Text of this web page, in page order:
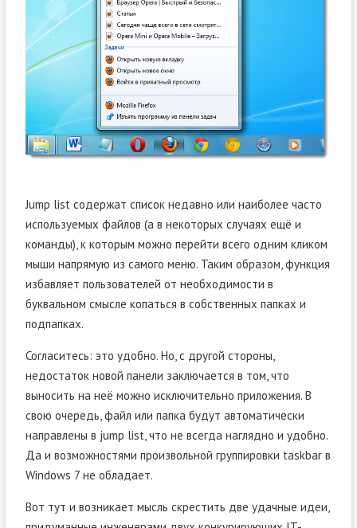
Jump list содержат список недавно или наиболее часто
используемых файлов (а в некоторых случаях ещё и
команды), к которым можно перейти всего одним кликом
мыши напрямую из самого меню. Таким образом, функция
избавляет пользователей от необходимости в
буквальном смысле копаться в собственных папках и
подпапках.
Согласитесь: это удобно. Но, с другой стороны,
недостаток новой панели заключается в том, что
выносить на неё можно исключительно приложения. В
свою очередь, файл или папка будут автоматически
направлены в jump list, что не всегда наглядно и удобно.
Да и возможностями произвольной группировки taskbar в
Windows 7 не обладает.
Вот тут и возникает мысль скрестить две удачные идеи,